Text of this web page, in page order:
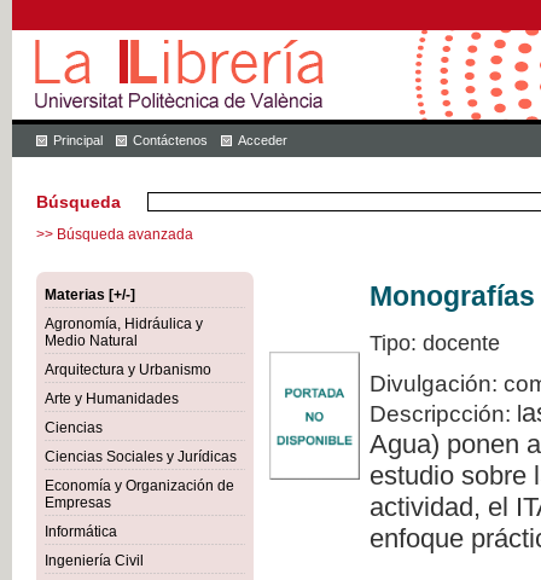
Principal Contáctenos Acceder
Búsqueda
>> Búsqueda avanzada
Materias [+/-]
Agronomía, Hidráulica y
Medio Natural
Arquitectura y Urbanismo
Arte y Humanidades
Ciencias
Ciencias Sociales y Jurídicas
Economía y Organización de
Empresas
Informática
Ingeniería Civil
Tipo: docente
Divulgación:
Descripcción: l
Agua) ponen
estudio sobre
actividad, el
enfoque